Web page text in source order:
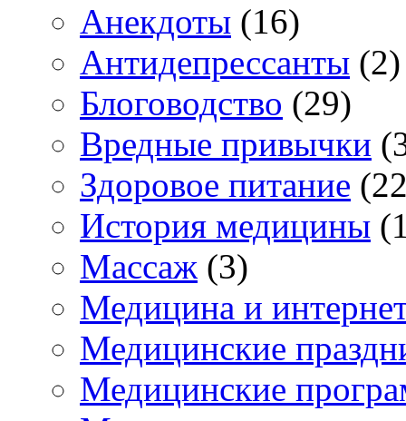
Анекдоты (16)
Антидепрессанты (2)
Блоговодство (29)
Вредные привычки
Здоровое питание
История медицины
Массаж (3)
Медицина и
Медицинские
Медицинские